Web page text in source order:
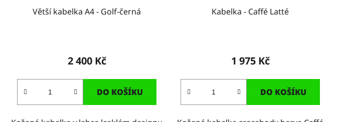
Větší kabelka A4 - Golf-černá
2 400 Kč
DO KOŠÍKU
Kabelka - Caffé Latté
1 975 Kč
DO KOŠÍKU